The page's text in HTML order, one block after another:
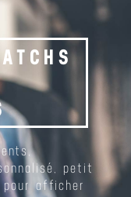
petit
afficher